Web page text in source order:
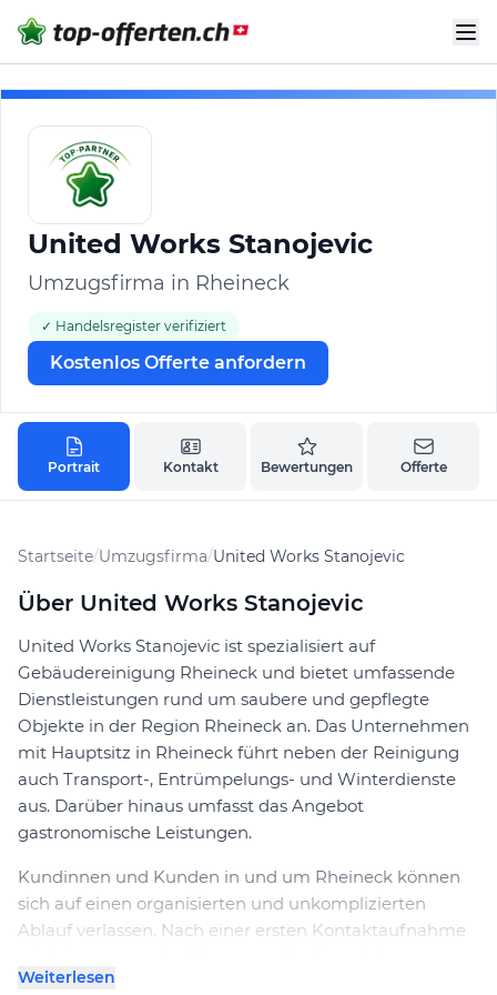
United Works Stanojevic
Umzugsfirma in Rheineck
✓ Handelsregister verifiziert
Kostenlos Offerte anfordern
Portrait Kontakt Bewertungen Offerte
Startseite/Umzugsfirma/United Works Stanojevic
Über United Works Stanojevic
United Works Stanojevic ist spezialisiert auf
Gebäudereinigung Rheineck und bietet umfassende
Dienstleistungen rund um saubere und gepflegte
Objekte in der Region Rheineck an. Das Unternehmen
mit Hauptsitz in Rheineck führt neben der Reinigung
auch Transport-, Entrümpelungs- und Winterdienste
aus. Darüber hinaus umfasst das Angebot
gastronomische Leistungen.
Kundinnen und Kunden in und um Rheineck können
sich auf einen organisierten und unkomplizierten
Ablauf verlassen. Nach einer ersten Kontaktaufnahme
individuellen Bedarf zugeschnitten ist. United Works
Weiterlesen